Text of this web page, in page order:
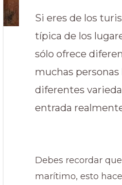
Si eres de los
típica de los
sólo ofrece
muchas
diferentes
entrada
Debes recordar
marítimo, esto